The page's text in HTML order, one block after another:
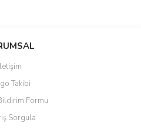
siz yapın!
görüntülenemiyor.
bulunuyor.
Takibi
Formu
Sorgula